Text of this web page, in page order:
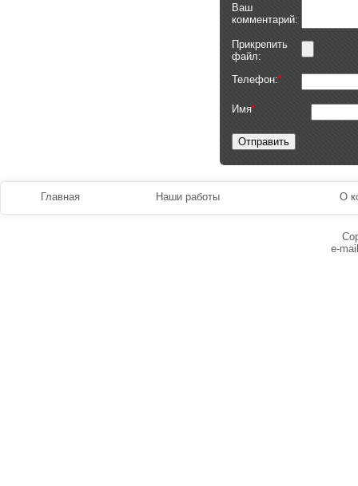
Ваш
комментарий:
Прикрепить
файл:
Телефон:*
Имя*
Главная Наши работы О
e-